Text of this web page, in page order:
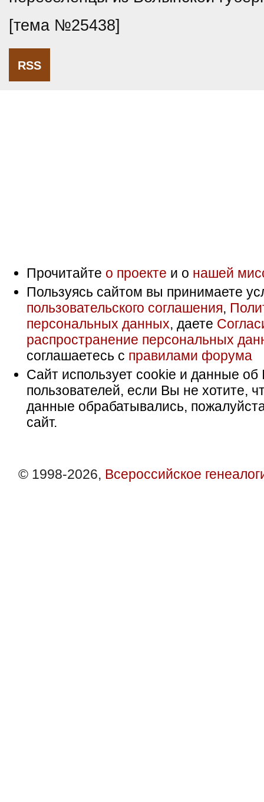
[тема №25438]
RSS
Прочитайте о проекте и о нашей
Пользуясь сайтом вы принимаете
пользовательского соглашения,
персональных данных, даете
распространение персональных
соглашаетесь с правилами форума
Сайт использует cookie и данные об
пользователей, если Вы не хотите,
данные обрабатывались,
сайт.
© 1998-2026, Всероссийское